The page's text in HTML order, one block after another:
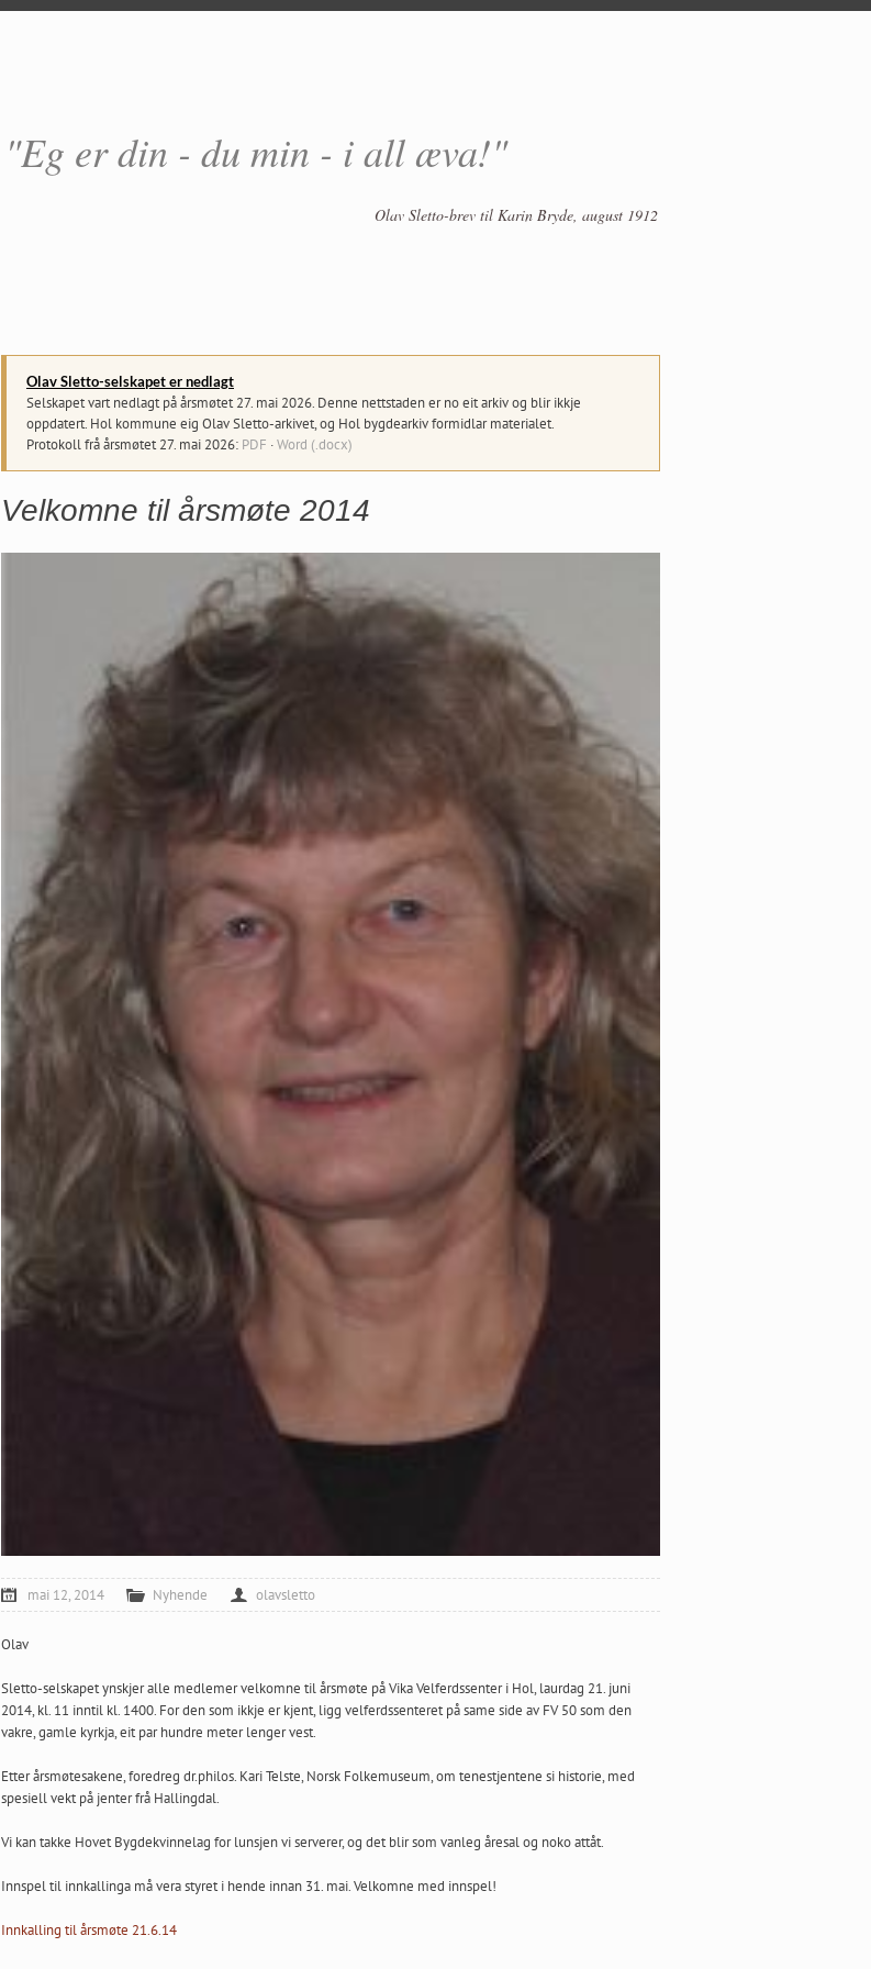
"Eg er din - du min - i all æva!"
Olav Sletto-brev til Karin Bryde, august 1912
Olav Sletto-selskapet er nedlagt
Selskapet vart nedlagt på årsmøtet 27. mai 2026. Denne nettstaden er no eit arkiv og blir ikkje
oppdatert. Hol kommune eig Olav Sletto-arkivet, og Hol bygdearkiv formidlar materialet.
Protokoll frå årsmøtet 27. mai 2026: PDF ·Word (.docx)
Velkomne til årsmøte 2014
mai 12, 2014 Nyhende olavsletto
Olav
Sletto-selskapet ynskjer alle medlemer velkomne til årsmøte på Vika Velferdssenter i Hol, laurdag 21. juni
2014, kl. 11 inntil kl. 1400. For den som ikkje er kjent, ligg velferdssenteret på same side av FV 50 som den
vakre, gamle kyrkja, eit par hundre meter lenger vest.
Etter årsmøtesakene, foredreg dr.philos. Kari Telste, Norsk Folkemuseum, om tenestjentene si historie, med
spesiell vekt på jenter frå Hallingdal.
Vi kan takke Hovet Bygdekvinnelag for lunsjen vi serverer, og det blir som vanleg åresal og noko attåt.
Innspel til innkallinga må vera styret i hende innan 31. mai. Velkomne med innspel!
Innkalling til årsmøte 21.6.14